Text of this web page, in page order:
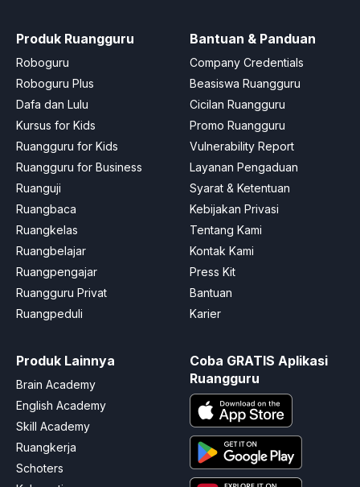
Produk Ruangguru
Roboguru
Roboguru Plus
Dafa dan Lulu
Kursus for Kids
Ruangguru for Kids
Ruangguru for Business
Ruanguji
Ruangbaca
Ruangkelas
Ruangbelajar
Ruangpengajar
Ruangguru Privat
Ruangpeduli
Bantuan & Panduan
Company Credentials
Beasiswa Ruangguru
Cicilan Ruangguru
Promo Ruangguru
Vulnerability Report
Layanan Pengaduan
Syarat & Ketentuan
Kebijakan Privasi
Tentang Kami
Kontak Kami
Press Kit
Bantuan
Karier
Produk Lainnya
Brain Academy
English Academy
Skill Academy
Ruangkerja
Schoters
Coba GRATIS Aplikasi
Ruangguru